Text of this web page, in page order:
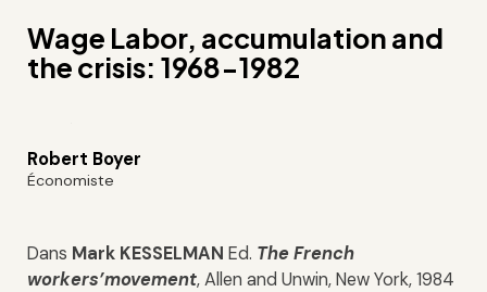
Wage Labor, accumulation and
the crisis: 1968-1982
Robert Boyer
Économiste
Dans Mark KESSELMANEd. The French
workers’movement, Allen and Unwin, New York, 1984